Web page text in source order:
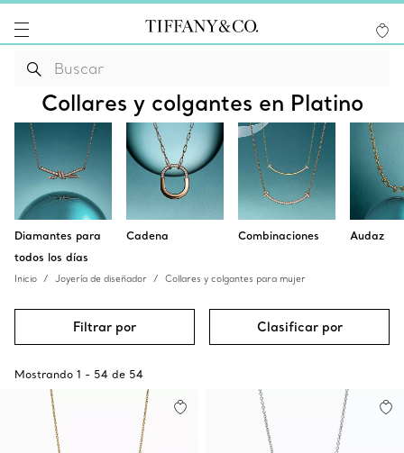
Collares y colgantes en Platino
Diamantes para
todos los días
Cadena Combinaciones Audaz
Inicio Joyería de diseñador Collares y colgantes para mujer
Filtrar por Clasificar por
Mostrando 1 - 54 de 54